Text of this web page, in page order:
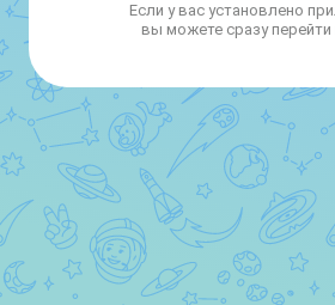
дальнобойной артиллерии и
Если у вас установлено
вы можете сразу перейти